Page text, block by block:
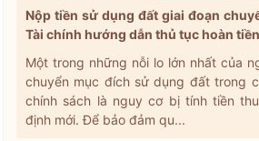
Nộp tiền sử dụng đất giai đoạn
Tài chính hướng dẫn thủ tục hoàn
Một trong những nỗi lo lớn nhất của
chuyển mục đích sử dụng đất trong
chính sách là nguy cơ bị tính tiền
định mới. Để bảo đảm qu...